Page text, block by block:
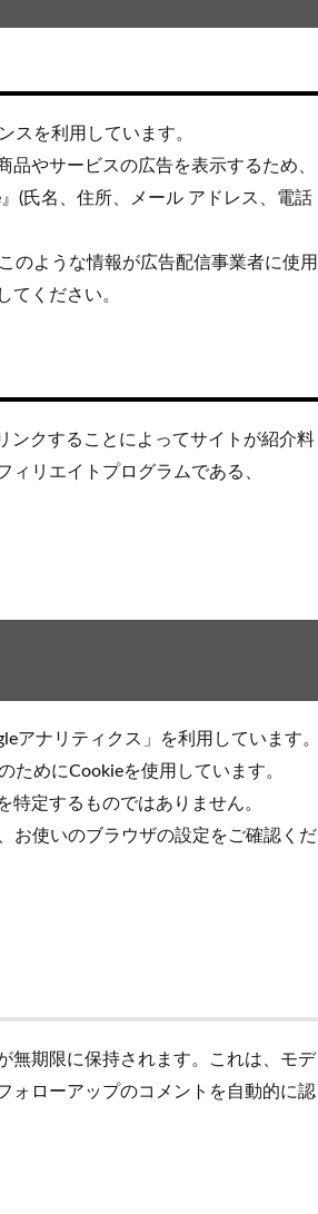
スを利用しています。
やサービスの広告を表示するため、
(氏名、住所、メール アドレス、電話
のような情報が広告配信事業者に使用
てください。
ンクすることによってサイトが紹介料
リエイトプログラムである、
アナリティクス」を利用しています。
ためにCookieを使用しています。
定するものではありません。
お使いのブラウザの設定をご確認くだ
無期限に保持されます。これは、モデ
ォローアップのコメントを自動的に認